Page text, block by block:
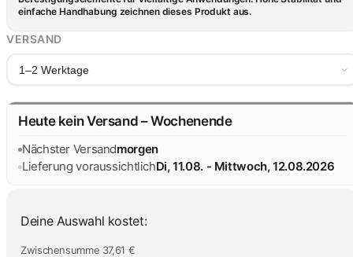
einfache Handhabung zeichnen dieses Produkt aus.
VERSAND
1–2 Werktage
Heute kein Versand – Wochenende
Nächster Versandmorgen
Lieferung voraussichtlichDi, 11.08. - Mittwoch, 12.08.2026
Deine Auswahl kostet:
Zwischensumme 37,61 €